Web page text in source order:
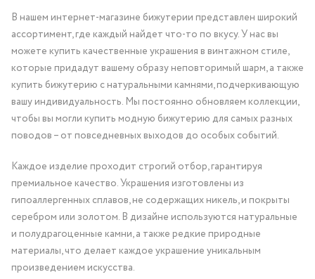
В нашем интернет-магазине бижутерии представлен широкий
ассортимент, где каждый найдет что-то по вкусу. У нас вы
можете купить качественные украшения в винтажном стиле,
которые придадут вашему образу неповторимый шарм, а также
купить бижутерию с натуральными камнями, подчеркивающую
вашу индивидуальность. Мы постоянно обновляем коллекции,
чтобы вы могли купить модную бижутерию для самых разных
поводов – от повседневных выходов до особых событий.
Каждое изделие проходит строгий отбор, гарантируя
премиальное качество. Украшения изготовлены из
гипоаллергенных сплавов, не содержащих никель, и покрыты
серебром или золотом. В дизайне используются натуральные
и полудрагоценные камни, а также редкие природные
материалы, что делает каждое украшение уникальным
произведением искусства.